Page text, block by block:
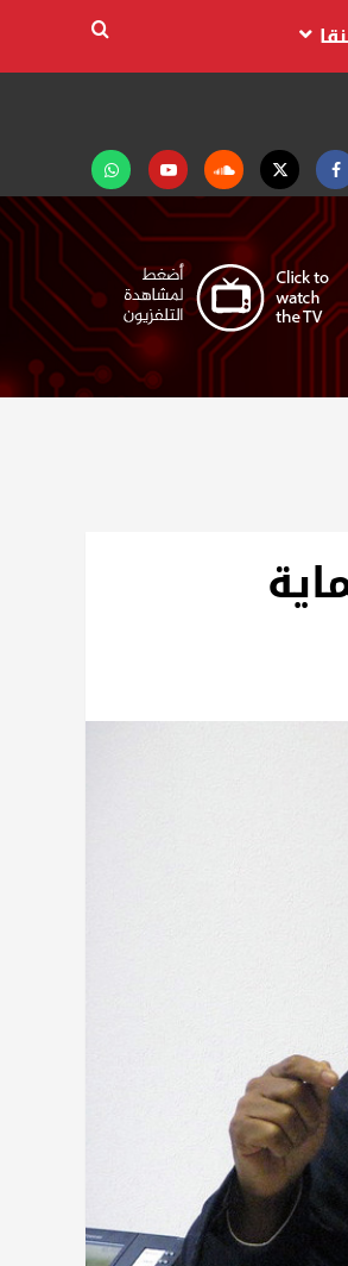
Facebook
Twitter
Soundcloud
Youtubeتابعنا
على
واتساب